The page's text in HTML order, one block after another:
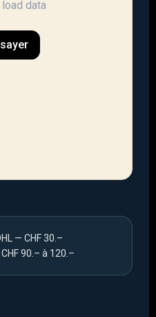
— CHF 30.–
90.– à 120.–